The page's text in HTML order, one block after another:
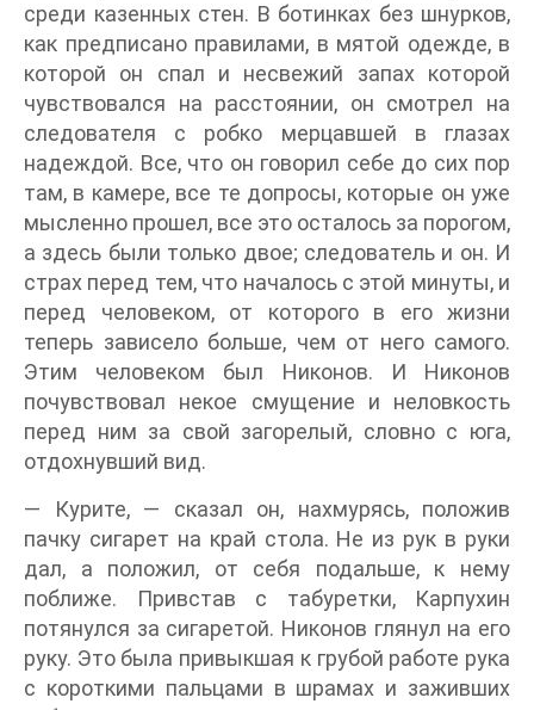
среди казенных стен. В ботинках без шнурков,
как предписано правилами, в мятой одежде, в
которой он спал и несвежий запах которой
чувствовался на расстоянии, он смотрел на
следователя с робко мерцавшей в глазах
надеждой. Все, что он говорил себе до сих пор
там, в камере, все те допросы, которые он уже
мысленно прошел, все это осталось за порогом,
а здесь были только двое; следователь и он. И
страх перед тем, что началось с этой минуты, и
перед человеком, от которого в его жизни
теперь зависело больше, чем от него самого.
Этим человеком был Никонов. И Никонов
почувствовал некое смущение и неловкость
перед ним за свой загорелый, словно с юга,
отдохнувший вид.
— Курите, — сказал он, нахмурясь, положив
пачку сигарет на край стола. Не из рук в руки
дал, а положил, oт себя подальше, к нему
поближе. Привстав с табуретки, Карпухин
потянулся за сигаретой. Никонов глянул на его
руку. Это была привыкшая к грубой работе рука
с короткими пальцами в шрамах и заживших